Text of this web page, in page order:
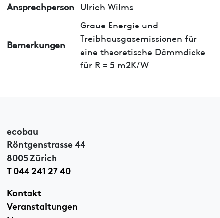
Ansprechperson Ulrich Wilms
Bemerkungen
Graue Energie und
Treibhausgasemissionen für
eine theoretische Dämmdicke
für R = 5 m2K/W
ecobau
Röntgenstrasse 44
8005 Zürich
T 044 241 27 40
Kontakt
Veranstaltungen